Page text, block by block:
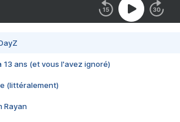
13 ans (et vous l'avez ignoré)
(littéralement)
Rayan